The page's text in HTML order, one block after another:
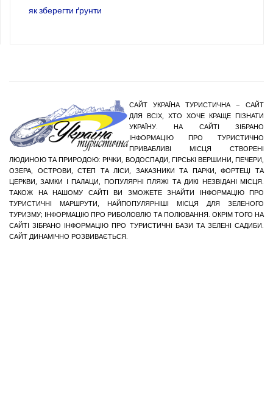
як зберегти ґрунти
САЙТ УКРАЇНА ТУРИСТИЧНА – САЙТ
ДЛЯ ВСІХ, ХТО ХОЧЕ КРАЩЕ ПІЗНАТИ
УКРАЇНУ. НА САЙТІ ЗІБРАНО
ІНФОРМАЦІЮ ПРО ТУРИСТИЧНО
ПРИВАБЛИВІ МІСЦЯ СТВОРЕНІ
ЛЮДИНОЮ ТА ПРИРОДОЮ: РІЧКИ, ВОДОСПАДИ, ГІРСЬКІ ВЕРШИНИ, ПЕЧЕРИ,
ОЗЕРА, ОСТРОВИ, СТЕП ТА ЛІСИ, ЗАКАЗНИКИ ТА ПАРКИ, ФОРТЕЦІ ТА
ЦЕРКВИ, ЗАМКИ І ПАЛАЦИ, ПОПУЛЯРНІ ПЛЯЖІ ТА ДИКІ НЕЗВІДАНІ МІСЦЯ.
ТАКОЖ НА НАШОМУ САЙТІ ВИ ЗМОЖЕТЕ ЗНАЙТИ ІНФОРМАЦІЮ ПРО
ТУРИСТИЧНІ МАРШРУТИ, НАЙПОПУЛЯРНІШІ МІСЦЯ ДЛЯ ЗЕЛЕНОГО
ТУРИЗМУ; ІНФОРМАЦІЮ ПРО РИБОЛОВЛЮ ТА ПОЛЮВАННЯ. ОКРІМ ТОГО НА
САЙТІ ЗІБРАНО ІНФОРМАЦІЮ ПРО ТУРИСТИЧНІ БАЗИ ТА ЗЕЛЕНІ САДИБИ.
САЙТ ДИНАМІЧНО РОЗВИВАЄТЬСЯ.